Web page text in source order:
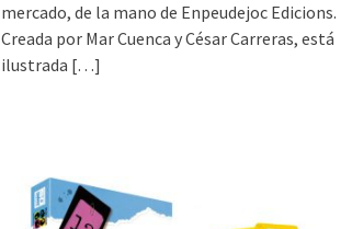
mercado, de la mano de Enpeudejoc Edicions.
Creada por Mar Cuenca y César Carreras, está
ilustrada […]